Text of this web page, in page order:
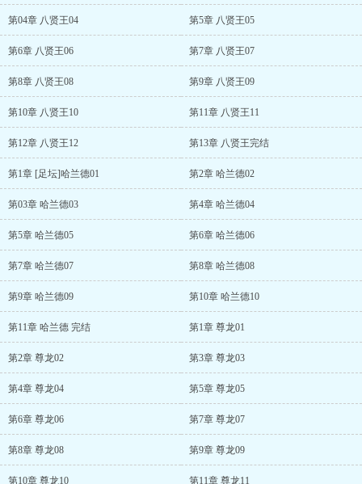
第04章 八贤王04 第5章 八贤王05
第6章 八贤王06 第7章 八贤王07
第8章 八贤王08 第9章 八贤王09
第10章 八贤王10 第11章 八贤王11
第12章 八贤王12 第13章 八贤王完结
第1章 [足坛]哈兰德01 第2章 哈兰德02
第03章 哈兰德03 第4章 哈兰德04
第5章 哈兰德05 第6章 哈兰德06
第7章 哈兰德07 第8章 哈兰德08
第9章 哈兰德09 第10章 哈兰德10
第11章 哈兰德 完结 第1章 尊龙01
第2章 尊龙02 第3章 尊龙03
第4章 尊龙04 第5章 尊龙05
第6章 尊龙06 第7章 尊龙07
第8章 尊龙08 第9章 尊龙09
第10章 尊龙10 第11章 尊龙11